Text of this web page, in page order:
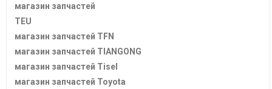
магазин запчастей
TEU
магазин запчастей TFN
магазин запчастей TIANGONG
магазин запчастей Tisel
магазин запчастей Toyota